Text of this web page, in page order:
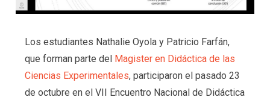
Los estudiantes Nathalie Oyola y Patricio Farfán,
que forman parte del Magister en Didáctica de las
Ciencias Experimentales, participaron el pasado 23
de octubre en el VII Encuentro Nacional de Didáctica